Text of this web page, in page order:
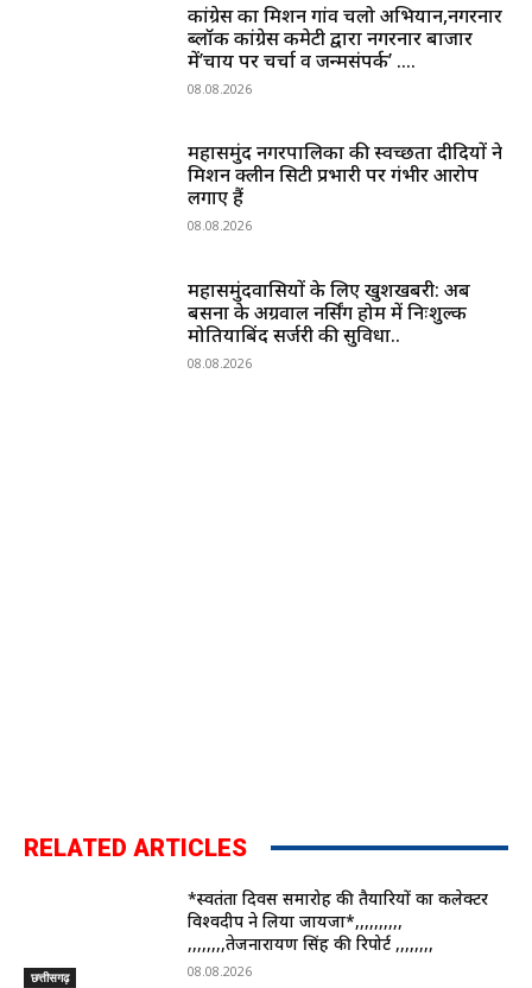
कांग्रेस का मिशन गांव चलो अभियान,नगरनार
ब्लॉक कांग्रेस कमेटी द्वारा नगरनार बाजार
में’चाय पर चर्चा व जन्मसंपर्क’ ….
08.08.2026
महासमुंद नगरपालिका की स्वच्छता दीदियों ने
मिशन क्लीन सिटी प्रभारी पर गंभीर आरोप
लगाए हैं
08.08.2026
महासमुंदवासियों के लिए खुशखबरी: अब
बसना के अग्रवाल नर्सिंग होम में निःशुल्क
मोतियाबिंद सर्जरी की सुविधा..
08.08.2026
RELATED ARTICLES
छत्तीसगढ़
*स्वतंत्रता दिवस समारोह की तैयारियों का कलेक्टर
विश्वदीप ने लिया जायजा*,,,,,,,,,,
,,,,,,,,तेजनारायण सिंह की रिपोर्ट ,,,,,,,,
08.08.2026